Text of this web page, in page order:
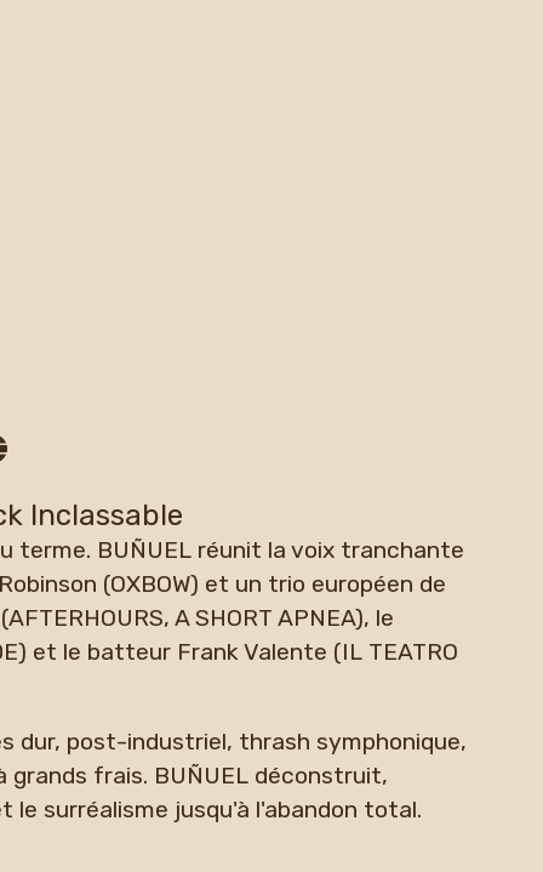
Inclassable
terme. BUÑUEL réunit la voix tranchante
(OXBOW) et un trio européen de
A SHORT APNEA), le
et le batteur Frank Valente (IL TEATRO
dur, post-industriel, thrash symphonique,
frais. BUÑUEL déconstruit,
surréalisme jusqu'à l'abandon total.